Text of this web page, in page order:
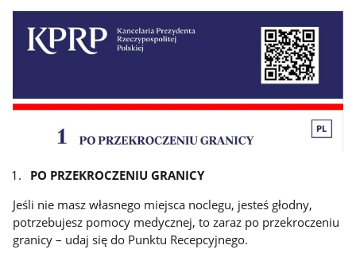
PO PRZEKROCZENIU GRANICY
Jeśli nie masz własnego miejsca noclegu, jesteś głodny,
potrzebujesz pomocy medycznej, to zaraz po przekroczeniu
granicy – udaj się do Punktu Recepcyjnego.